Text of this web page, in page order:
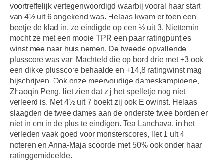
voortreffelijk vertegenwoordigd waarbij vooral haar start
van 4½ uit 6 ongekend was. Helaas kwam er toen een
beetje de klad in, ze eindigde op een ½ uit 3. Niettemin
mocht ze met een mooie TPR een paar ratingpuntjes
winst mee naar huis nemen. De tweede opvallende
plusscore was van Machteld die op bord drie met +3 ook
een dikke plusscore behaalde en +14,8 ratingwinst mag
bijschrijven. Ook onze meervoudige dameskampioene,
Zhaoqin Peng, liet zien dat zij het spelletje nog niet
verleerd is. Met 4½ uit 7 boekt zij ook Elowinst. Helaas
slaagden de twee dames aan de onderste twee borden er
niet in om in de plus te eindigen. Tea Lanchava, in het
verleden vaak goed voor monsterscores, liet 1 uit 4
noteren en Anna-Maja scoorde met 50% ook onder haar
ratinggemiddelde.